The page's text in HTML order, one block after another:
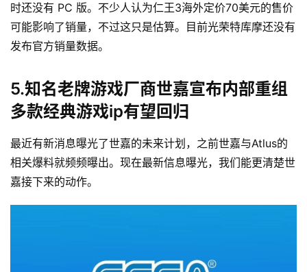
时还没有 PC 版。不少人认为仁王3海外定价70美元的售价
可能影响了销量，不过这只是估算。目前光荣特库摩还没有
发布官方销量数据。
5.知名老牌游戏厂商世嘉宣布内部重组
多款经典游戏ip有望回归
最近有新消息曝光了世嘉的未来计划，之前世嘉与Atlus的
相关爆料就频频曝出。现在最新信息曝光，我们能更清楚世
嘉接下来的动作。